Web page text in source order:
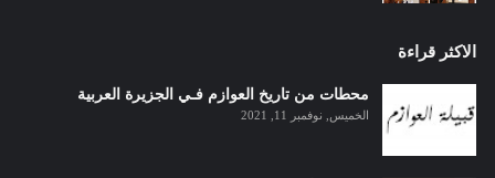
الاكثر قراءة
محطات من تاريخ العوازم فـي الجزيرة العربية
الخميس, نوفمبر 11, 2021